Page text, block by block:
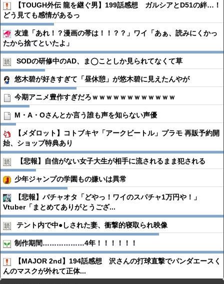
【TOUGH外伝 龍を継ぐ男】199話感想 ガルシアとD51の絆…！
どう見ても感情があるっ
友達「あれ！？漫画の帯は！！？？」ワイ「あぁ、読みにくかっ
たから捨てといたよ」
SODの研修中のAD、ま◯ことしか見られてなくて草
悠木碧が好きすぎて「昼休憩」が悠木碧に見えたんやが
今期アニメ豊作すぎだろｗｗｗｗｗｗｗｗｗｗｗｗ
M・A・Oさんとか言う誰も声を知らない声優
【メダロット】コトブキヤ「アークビートル」プラモ 再販予約開
始、ショップ特典あり
【悲報】自信がない女子大生が相手に流されるまま犯される
少年ジャンプの学園もの嫌いは異常
【悲報】バチャオタ「どやっ！ワイのスパチャ1万円や！」
Vtuber「まとめてありがとうござ...
テント内で中●︎しされた妻、衝撃的寝取られ映像
制作期間………………4年！！！！！！
【MAJOR 2nd】194話感想 沢さんの打球直撃でパンダエースく
んのマスクが外れて正体...